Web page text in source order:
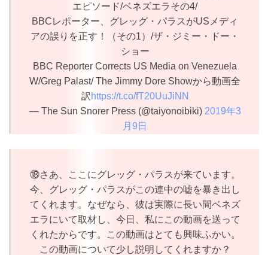
エピソード/ベネズエラその4/
BBCレポーター、グレッグ・パラスがUSメディ
アの誤りを正す！（その1）/ザ・ジミー・ドー・
ショー
BBC Reporter Corrects US Media on Venezuela
W/Greg Palast/ The Jimmy Dore Showから動画全
訳 https://t.co/fT20UuJiNN
— The Sun Snorer Press (@taiyonoibiki) 2019年3
月9日
⑱さあ、ここにグレッグ・パラスが来ています。
今、グレッグ・パラスがこの連中の嘘を暴き出し
てくれます。なぜなら、彼は実際に長い間ベネズ
エラにいて取材し、今日、私にこの動画を送って
くれたからです。この動画はとても興味ふかい。
この動画について少し説明してくれますか？